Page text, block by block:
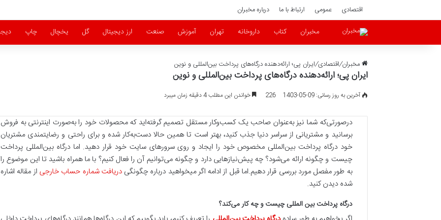
اقتصادی عمومی ارتباط با ما درباره مخبران
مخبران کتاب داروخانه تهران آموزش صنعت ارز دیجیتال گل یخچال چاپ
مخبران/اقتصادی/ایران پی؛ ارائه‌دهنده درگاه‌های پرداخت بین‌المللی و نوین
ایران پی؛ ارائه‌دهنده درگاه‌های پرداخت بین‌المللی و نوین
آخرین به روز رسانی: 09-05-1403 226 خواندن این مطلب 4 دقیقه زمان میبرد
درصورتی‌که شما نیز به‌عنوان صاحب یک کسب‌وکار مستقل تصمیم گرفته‌اید که محصولات خود را به‌صورت اینترنتی به فروش
برسانید و مشتریانی از سراسر دنیا جذب کنید، بهتر است تا همین حالا دست‌به‌کار شده و برای راحتی و رضایتمندی مشتریان
خود درگاه پرداخت بین‌المللی مخصوص خود را ایجاد و روی سرورهای سایت خود قرار دهید. اما درگاه بین‌المللی پرداخت
چیست و چگونه ارائه می‌شود؟ چه پیش‌نیازهایی دارد و چگونه می‌توانیم آن را فعال کنیم؟ با ما همراه باشید تا این موضوع را
به طور مفصل مورد بررسی قرار دهیم.اما قبل از ادامه اگر میخواهید درباره چگونگیدریافت شماره حساب خارجی از مقاله اشاره
شده دیدن کنید.
درگاه پرداخت بین المللی چیست و چه کار می‌کند؟